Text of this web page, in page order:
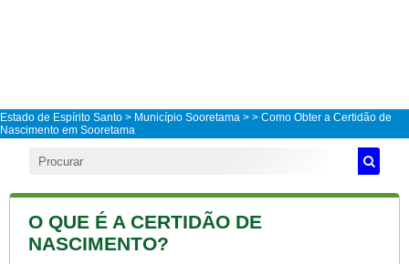
Estado de Espírito Santo > Município Sooretama > > Como Obter a Certidão de
Nascimento em Sooretama
O QUE É A CERTIDÃO DE
NASCIMENTO?